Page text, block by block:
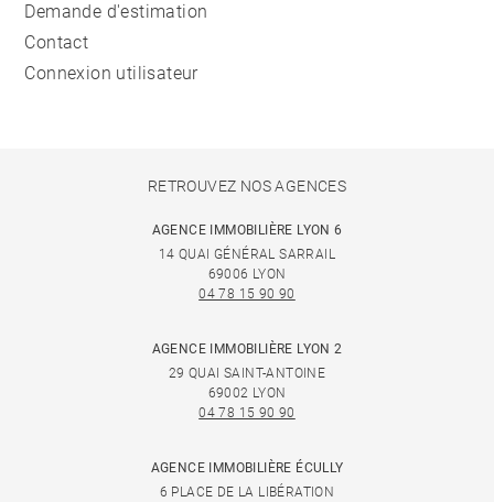
Demande d'estimation
Contact
Connexion utilisateur
RETROUVEZ NOS AGENCES
AGENCE IMMOBILIÈRE LYON 6
14 QUAI GÉNÉRAL SARRAIL
69006 LYON
04 78 15 90 90
AGENCE IMMOBILIÈRE LYON 2
29 QUAI SAINT-ANTOINE
69002 LYON
04 78 15 90 90
AGENCE IMMOBILIÈRE ÉCULLY
6 PLACE DE LA LIBÉRATION